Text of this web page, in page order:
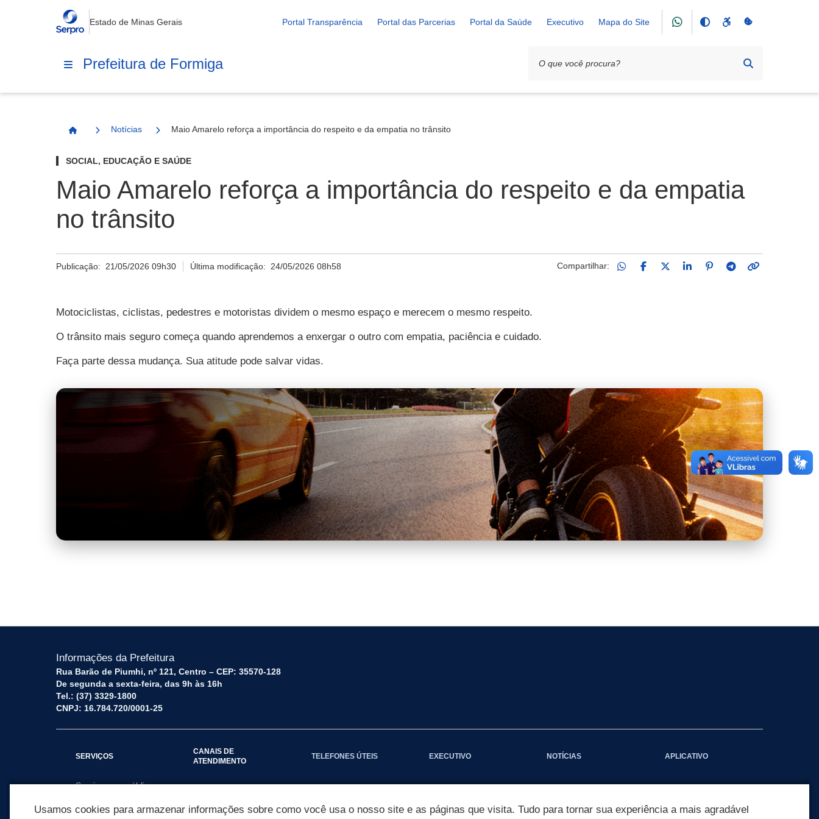
Estado de Minas Gerais Portal Transparência Portal das Parcerias Portal da Saúde Executivo Mapa do Site
Prefeitura de Formiga
Página Inicial
Notícias Maio Amarelo reforça a importância do respeito e da empatia no trânsito
SOCIAL, EDUCAÇÃO E SAÚDE
Maio Amarelo reforça a importância do respeito e da empatia
no trânsito
Publicação: 21/05/2026 09h30 Última modificação: 24/05/2026 08h58 Compartilhar:
Motociclistas, ciclistas, pedestres e motoristas dividem o mesmo espaço e merecem o mesmo respeito.
O trânsito mais seguro começa quando aprendemos a enxergar o outro com empatia, paciência e cuidado.
Faça parte dessa mudança. Sua atitude pode salvar vidas.
Informações da Prefeitura
Rua Barão de Piumhi, nº 121, Centro – CEP: 35570-128
De segunda a sexta-feira, das 9h às 16h
Tel.: (37) 3329-1800
CNPJ: 16.784.720/0001-25
SERVIÇOS
Serviços por público
CANAIS DE
ATENDIMENTO
TELEFONES ÚTEIS EXECUTIVO NOTÍCIAS APLICATIVO
Usamos cookies para armazenar informações sobre como você usa o nosso site e as páginas que visita. Tudo para tornar sua experiência a mais agradável